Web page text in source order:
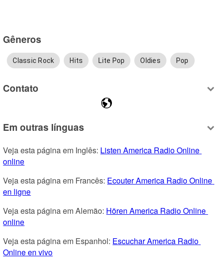
Gêneros
Classic Rock Hits Lite Pop Oldies Pop
Contato
Em outras línguas
Veja esta página em Inglês: Listen America Radio Online
online
Veja esta página em Francês: Ecouter America Radio Online
en ligne
Veja esta página em Alemão: Hören America Radio Online
online
Veja esta página em Espanhol: Escuchar America Radio
Online en vivo